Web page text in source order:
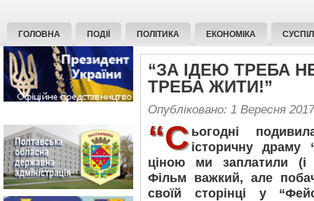
ГОЛОВНА ПОДІЇ ПОЛІТИКА ЕКОНОМІКА
“ЗА ІДЕЮ ТРЕБА
ТРЕБА ЖИТИ!”
Опубліковано: 1 Вересня 2017
“С ьогодні
історичну
ціною ми заплатили (і
Фільм важкий, але
своїй сторінці у